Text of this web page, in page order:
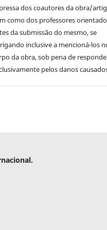
dos coautores da obra/
como dos professores
da submissão do mesmo, se
inclusive a mencioná-los
da obra, sob pena de
pelos danos